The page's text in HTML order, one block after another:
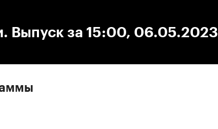
Выпуск за 15:00, 06.05.2023